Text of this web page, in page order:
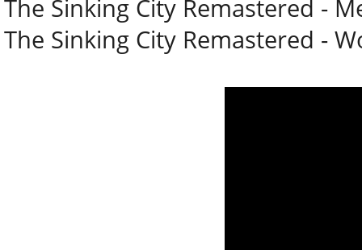
The Sinking City Remastered -
The Sinking City Remastered -